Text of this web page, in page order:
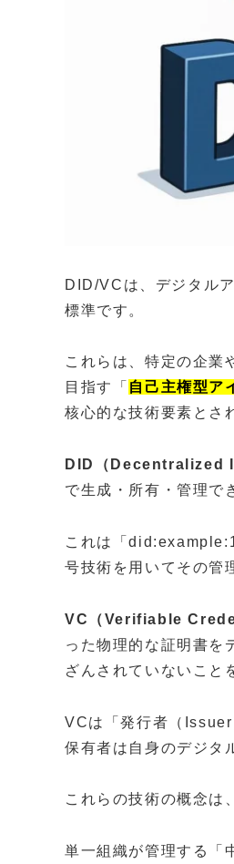
DID/VCは、デジタル
標準です。
これらは、特定の企業
目指す「 自己主権型
核心的な技術要素とさ
DID（Decentralized
で生成・所有・管理で
これは「
号技術を用いてその管
VC（Verifiable
った物理的な証明書を
ざんされていないこと
VCは「発行者（
保有者は自身のデジタ
これらの技術の概念は
単一組織が管理する「